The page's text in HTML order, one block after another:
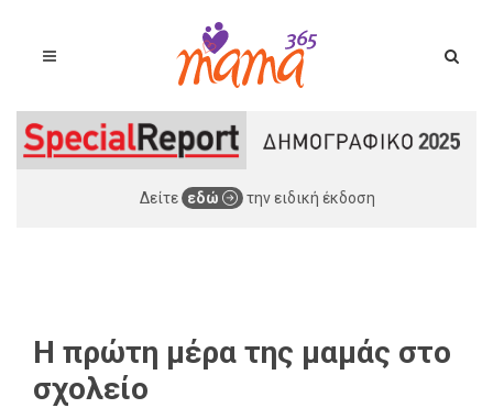
Δείτε εδώ την ειδική έκδοση
Η πρώτη μέρα της μαμάς στο
σχολείο